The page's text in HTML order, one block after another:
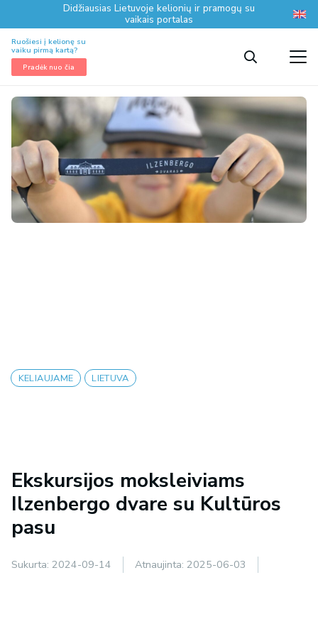
Didžiausias Lietuvoje kelionių ir pramogų su
vaikais portalas
Ruošiesi į kelionę su
vaiku pirmą kartą?
Pradėk nuo čia
KELIAUJAME LIETUVA
Ekskursijos moksleiviams
Ilzenbergo dvare su Kultūros
pasu
Sukurta: 2024-09-14 Atnaujinta: 2025-06-03